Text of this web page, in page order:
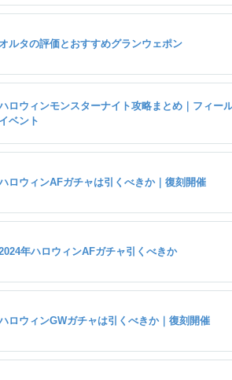
オルタの評価とおすすめグランウェポン
ロウィンモンスターナイト攻略まとめ｜フィー
イベント
ロウィンAFガチャは引くべきか｜復刻開催
年ハロウィンAFガチャ引くべきか
ロウィンGWガチャは引くべきか｜復刻開催